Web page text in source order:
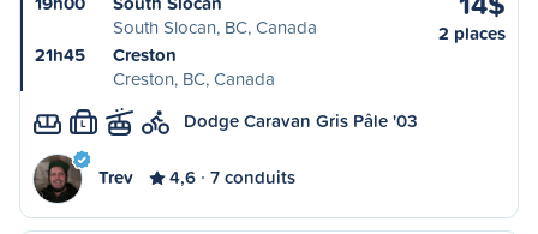
South Slocan, BC, Canada
21h45
Creston
Creston, BC, Canada
2 places
L Dodge Caravan Gris Pâle '03
Trev 4,6 7 conduits